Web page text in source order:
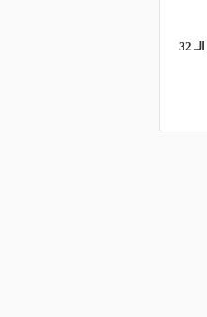
مقديشيو وكيتارا في دور الـ 32